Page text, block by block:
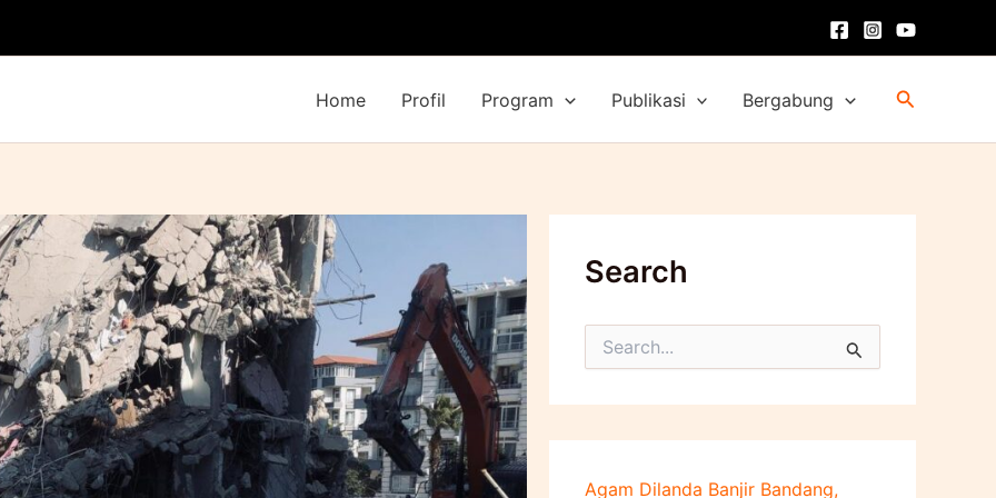
Home
Profil Program Publikasi Bergabung Cari
Search
a
u
t
Agam Dilanda Banjir Bandang,